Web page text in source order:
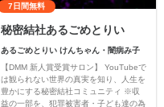
7日間無料
秘密結社あるごめとりい
あるごめとりい けんちゃん・闇病み子
【DMM 新人賞受賞サロン】 YouTubeで
は観られない世界の真実を知り、人生を
豊かにする秘密結社コミュニティ ※収
益の一部を、犯罪被害者・子ども達の為